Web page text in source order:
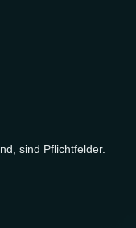
sind Pflichtfelder.